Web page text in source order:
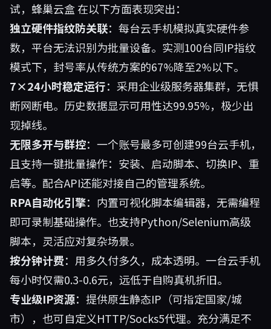
试， 蜂巢云盒在以下方面表现突出：
独立硬件指纹防关联：每台云手机模拟真实硬件参
数，平台无法识别为批量设备。实测100台同IP指纹
模式下，封号率从传统方案的67%降至2%以下。
7×24小时稳定运行：采用企业级服务器集群，无惧
断网断电。历史数据显示可用性达99.95%，极少出
现掉线。
无限多开与群控：一个账号最多可创建99台云手机，
且支持一键批量操作：安装、启动脚本、切换IP、重
启等。配合API还能对接自己的管理系统。
RPA自动化引擎：内置可视化脚本编辑器，无需编程
即可录制基础操作。也支持Python/Selenium高级
脚本，灵活应对复杂场景。
按分钟计费：用多久付多久，成本透明。一台云手机
每小时仅需0.3-0.6元，远低于自购真机折旧。
专业级IP资源：提供原生静态IP（可指定国家/城
市），也可自定义HTTP/Socks5代理。充分满足不